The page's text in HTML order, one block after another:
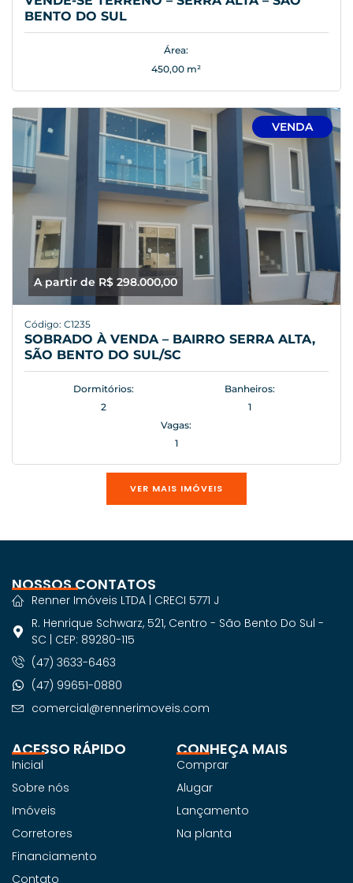
BENTO DO SUL
Área:
450,00 m²
A partir de R$ 298.000,00
VENDA
Código: C1235
SOBRADO À VENDA – BAIRRO SERRA ALTA,
SÃO BENTO DO SUL/SC
Dormitórios:
2
Banheiros:
1
Vagas:
1
VER MAIS IMÓVEIS
ACESSO RÁPIDO
Inicial
Sobre nós
Imóveis
Corretores
Financiamento
Contato
CONHEÇA MAIS
Comprar
Alugar
Lançamento
Na planta
NOSSOS CONTATOS
Renner Imóveis LTDA | CRECI 5771 J
R. Henrique Schwarz, 521, Centro - São Bento Do Sul -
SC | CEP: 89280-115
(47) 3633-6463
(47) 99651-0880
comercial@rennerimoveis.com